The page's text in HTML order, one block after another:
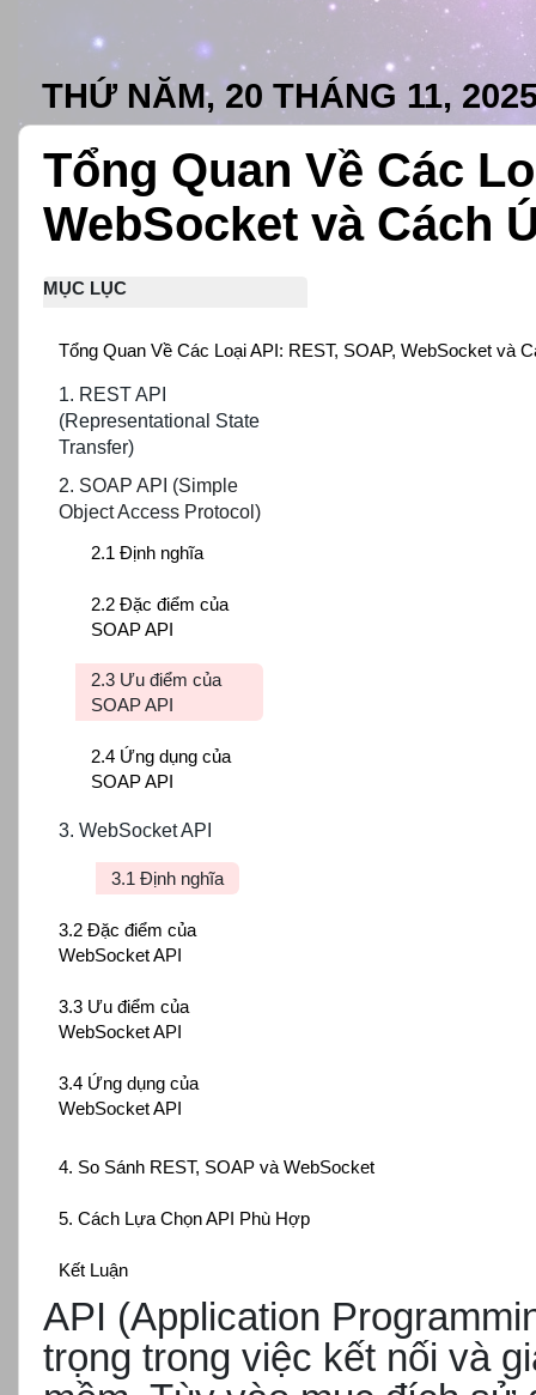
THỨ NĂM, 20 THÁNG 11,
Tổng Quan Về Các
WebSocket và Cách
MỤC LỤC
Tổng Quan Về Các Loại API: REST, SOAP, WebSocket và
1. REST API
(Representational State
Transfer)
2. SOAP API (Simple
Object Access Protocol)
2.1 Định nghĩa
2.2 Đặc điểm của
SOAP API
2.3 Ưu điểm của
SOAP API
2.4 Ứng dụng của
SOAP API
3. WebSocket API
3.1 Định nghĩa
3.2 Đặc điểm của
WebSocket API
3.3 Ưu điểm của
WebSocket API
3.4 Ứng dụng của
WebSocket API
4. So Sánh REST, SOAP và WebSocket
5. Cách Lựa Chọn API Phù Hợp
Kết Luận
API (Application
trọng trong việc kết nối và